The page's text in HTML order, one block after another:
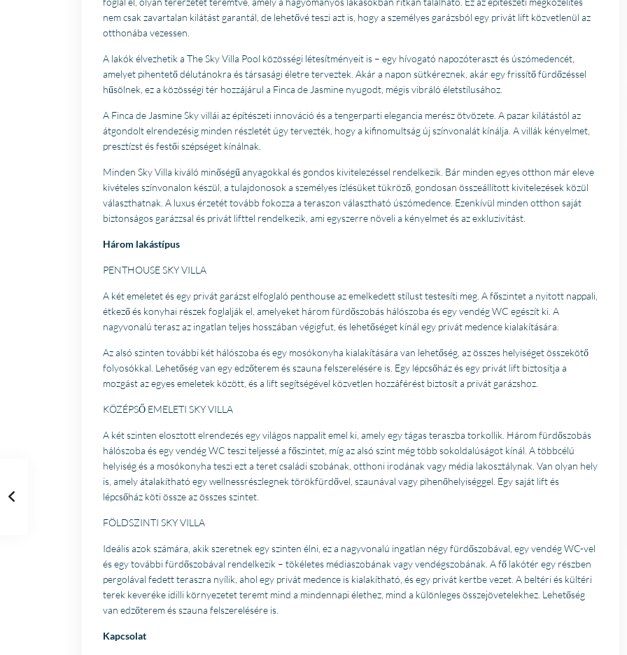
nem csak zavartalan kilátást garantál, de lehetővé teszi azt is, hogy a személyes garázsból egy privát lift közvetlenül az
otthonába vezessen.
A lakók élvezhetik a The Sky Villa Pool közösségi létesítményeit is – egy hívogató napozóteraszt és úszómedencét,
amelyet pihentető délutánokra és társasági életre terveztek. Akár a napon sütkéreznek, akár egy frissítő fürdőzéssel
hűsölnek, ez a közösségi tér hozzájárul a Finca de Jasmine nyugodt, mégis vibráló életstílusához.
A Finca de Jasmine Sky villái az építészeti innováció és a tengerparti elegancia merész ötvözete. A pazar kilátástól az
átgondolt elrendezésig minden részletét úgy tervezték, hogy a kifinomultság új színvonalát kínálja. A villák kényelmet,
presztízst és festői szépséget kínálnak.
Minden Sky Villa kiváló minőségű anyagokkal és gondos kivitelezéssel rendelkezik. Bár minden egyes otthon már eleve
kivételes színvonalon készül, a tulajdonosok a személyes ízlésüket tükröző, gondosan összeállított kivitelezések közül
választhatnak. A luxus érzetét tovább fokozza a teraszon választható úszómedence. Ezenkívül minden otthon saját
biztonságos garázzsal és privát lifttel rendelkezik, ami egyszerre növeli a kényelmet és az exkluzivitást.
Három lakástípus
PENTHOUSE SKY VILLA
A két emeletet és egy privát garázst elfoglaló penthouse az emelkedett stílust testesíti meg. A főszintet a nyitott nappali,
étkező és konyhai részek foglalják el, amelyeket három fürdőszobás hálószoba és egy vendég WC egészít ki. A
nagyvonalú terasz az ingatlan teljes hosszában végigfut, és lehetőséget kínál egy privát medence kialakítására.
Az alsó szinten további két hálószoba és egy mosókonyha kialakítására van lehetőség, az összes helyiséget összekötő
folyosókkal. Lehetőség van egy edzőterem és szauna felszerelésére is. Egy lépcsőház és egy privát lift biztosítja a
mozgást az egyes emeletek között, és a lift segítségével közvetlen hozzáférést biztosít a privát garázshoz.
KÖZÉPSŐ EMELETI SKY VILLA
A két szinten elosztott elrendezés egy világos nappalit emel ki, amely egy tágas teraszba torkollik. Három fürdőszobás
hálószoba és egy vendég WC teszi teljessé a főszintet, míg az alsó szint még több sokoldalúságot kínál. A többcélú
helyiség és a mosókonyha teszi ezt a teret családi szobának, otthoni irodának vagy média lakosztálynak. Van olyan hely
is, amely átalakítható egy wellnessrészlegnek törökfürdővel, szaunával vagy pihenőhelyiséggel. Egy saját lift és
lépcsőház köti össze az összes szintet.
FÖLDSZINTI SKY VILLA
Ideális azok számára, akik szeretnek egy szinten élni, ez a nagyvonalú ingatlan négy fürdőszobával, egy vendég WC-vel
és egy további fürdőszobával rendelkezik – tökéletes médiaszobának vagy vendégszobának. A fő lakótér egy részben
pergolával fedett teraszra nyílik, ahol egy privát medence is kialakítható, és egy privát kertbe vezet. A beltéri és kültéri
terek keveréke idilli környezetet teremt mind a mindennapi élethez, mind a különleges összejövetelekhez. Lehetőség
van edzőterem és szauna felszerelésére is.
Kapcsolat